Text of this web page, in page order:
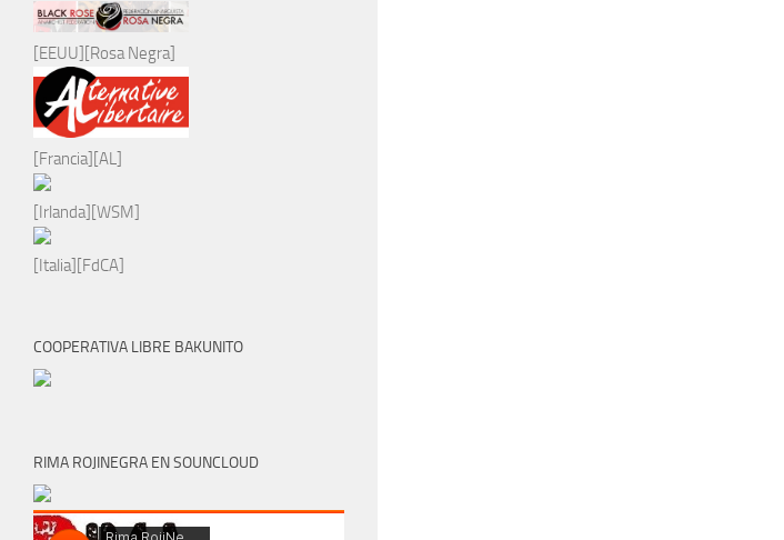
[EEUU][Rosa Negra]
[Francia][AL]
[Irlanda][WSM]
[Italia][FdCA]
COOPERATIVA LIBRE BAKUNITO
RIMA ROJINEGRA EN SOUNCLOUD